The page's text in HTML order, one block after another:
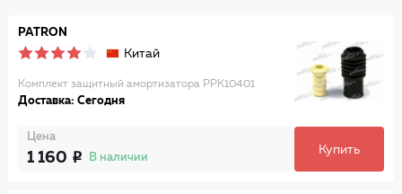
PATRON
Китай
Комплект защитный амортизатора PPK10401
Доставка: Сегодня
Цена
1 160 В наличии
Купить